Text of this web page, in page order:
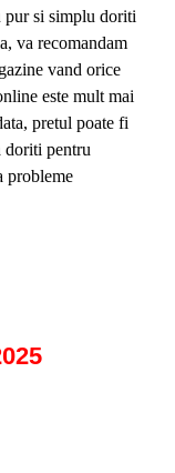
pur si simplu doriti
va recomandam
vand orice
este mult mai
pretul poate fi
doriti pentru
probleme